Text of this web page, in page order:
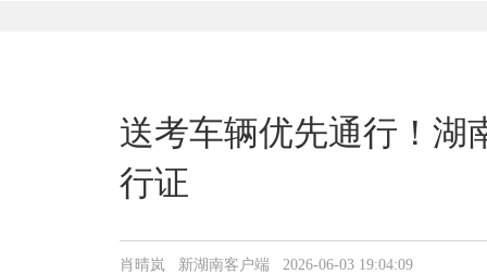
送考车辆优先通行！湖
行证
肖晴岚 新湖南客户端 2026-06-03 19:04:09